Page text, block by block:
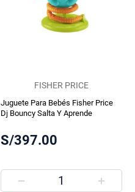
FISHER PRICE
Juguete Para Bebés Fisher Price
Dj Bouncy Salta Y Aprende
S/397.00